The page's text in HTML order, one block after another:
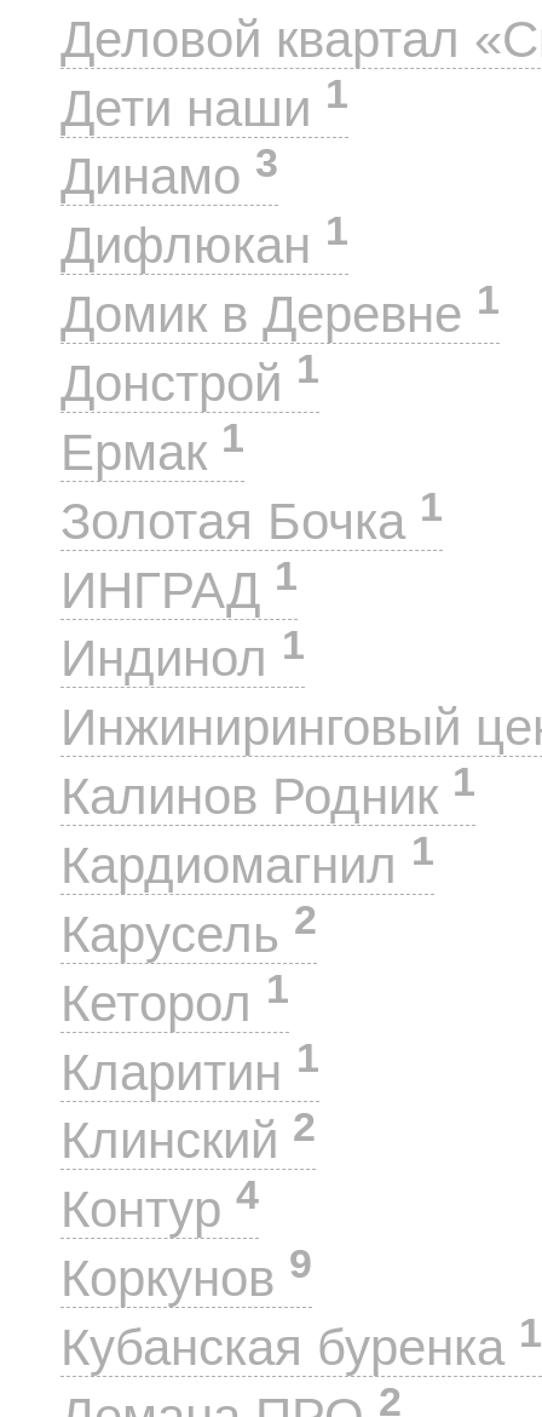
Деловой квартал
Дети наши 1
Динамо 3
Дифлюкан 1
Домик в Деревне 1
Донстрой 1
Ермак 1
Золотая Бочка 1
ИНГРАД 1
Индинол 1
Инжиниринговый
Калинов Родник 1
Кардиомагнил 1
Карусель 2
Кеторол 1
Кларитин 1
Клинский 2
Контур 4
Коркунов 9
Кубанская буренка 1
2